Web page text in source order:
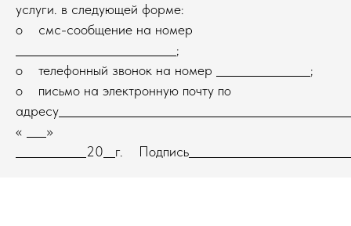
услуги. в следующей форме:
o смс-сообщение на номер
;
o телефонный звонок на номер
;
o письмо на электронную почту по
адресу
«
»
20
г. Подпись